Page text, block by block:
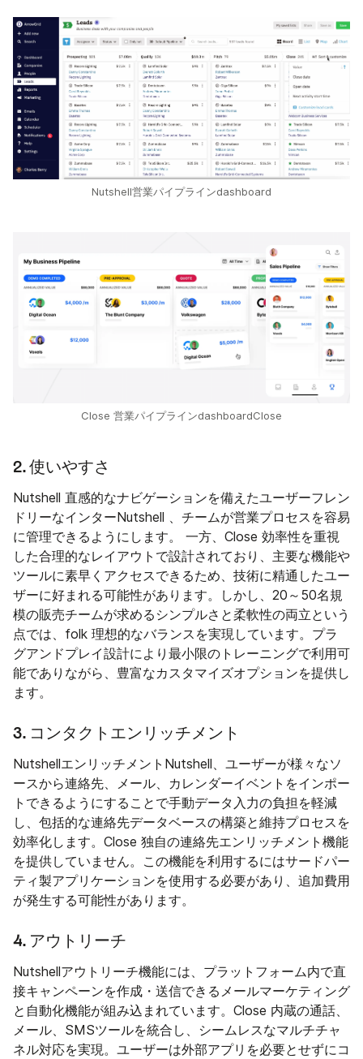
Nutshell営業パイプラインdashboard
Close 営業パイプラインdashboardClose
2. 使いやすさ
Nutshell 直感的なナビゲーションを備えたユーザーフレン
ドリーなインターNutshell 、チームが営業プロセスを容易
に管理できるようにします。 一方、Close 効率性を重視
した合理的なレイアウトで設計されており、主要な機能や
ツールに素早くアクセスできるため、技術に精通したユー
ザーに好まれる可能性があります。しかし、20～50名規
模の販売チームが求めるシンプルさと柔軟性の両立という
点では、folk 理想的なバランスを実現しています。プラ
グアンドプレイ設計により最小限のトレーニングで利用可
能でありながら、豊富なカスタマイズオプションを提供し
ます。
3. コンタクトエンリッチメント
NutshellエンリッチメントNutshell、ユーザーが様々なソ
ースから連絡先、メール、カレンダーイベントをインポー
トできるようにすることで手動データ入力の負担を軽減
し、包括的な連絡先データベースの構築と維持プロセスを
効率化します。Close 独自の連絡先エンリッチメント機能
を提供していません。この機能を利用するにはサードパー
ティ製アプリケーションを使用する必要があり、追加費用
が発生する可能性があります。
4. アウトリーチ
Nutshellアウトリーチ機能には、プラットフォーム内で直
接キャンペーンを作成・送信できるメールマーケティング
と自動化機能が組み込まれています。Close 内蔵の通話、
メール、SMSツールを統合し、シームレスなマルチチャ
ネル対応を実現。ユーザーは外部アプリを必要とせずにコ